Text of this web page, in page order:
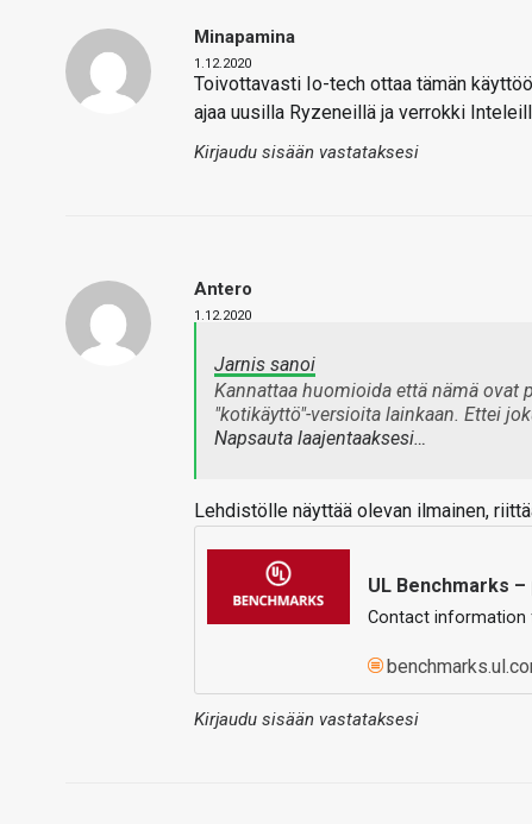
Minapamina
1.12.2020
Toivottavasti Io-tech ottaa tämän
ajaa uusilla Ryzeneillä ja verrokki
Kirjaudu sisään vastataksesi
Antero
1.12.2020
Jarnis sanoi
Kannattaa huomioida että nämä
"kotikäyttö"-versioita lainkaan. Ettei
Napsauta laajentaaksesi…
Lehdistölle näyttää olevan ilmainen,
UL Benchmarks
Contact information
Kirjaudu sisään vastataksesi